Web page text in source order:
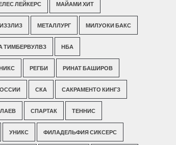
ЛЕЙКЕРС МАЙАМИ ХИТ
МЕТАЛЛУРГ МИЛУОКИ БАКС
ТИМБЕРВУЛВЗ НБА
РЕГБИ РИНАТ БАШИРОВ
СКА САКРАМЕНТО КИНГЗ
СПАРТАК ТЕННИС
УНИКС ФИЛАДЕЛЬФИЯ СИКСЕРС